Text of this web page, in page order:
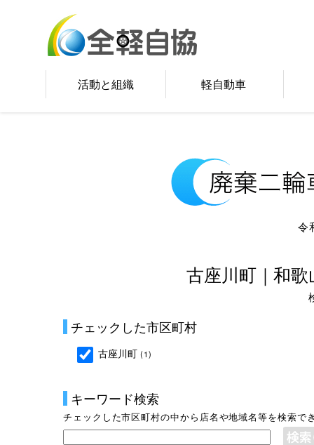
活動と組織 軽自動車
令
古座川町｜和
チェックした市区町村
古座川町 (1)
キーワード検索
チェックした市区町村の中から店名や地域名等を検索で